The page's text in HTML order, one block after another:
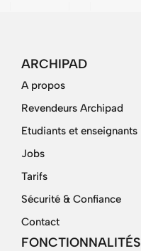
ARCHIPAD
A propos
Revendeurs Archipad
Etudiants et enseignants
Jobs
Tarifs
Sécurité & Confiance
Contact
FONCTIONNALITÉS